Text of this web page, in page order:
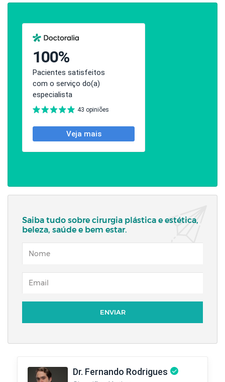
Saiba tudo sobre cirurgia plástica e estética,
beleza, saúde e bem estar.